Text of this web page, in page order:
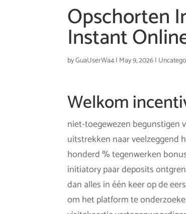
Opschorten
Instant
byGuaUserWa4| May 9, 2026|
Welkom
niet-toegewezen begunstigen
uitstrekken naar veelzeggend
honderd % tegenwerken
initiatory paar deposits
dan alles in één keer op de
om het platform te